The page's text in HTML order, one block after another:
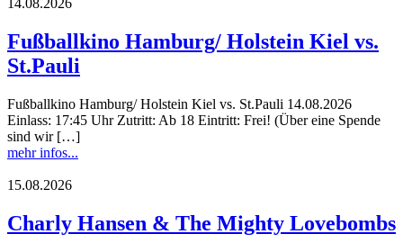
Fußballkino Hamburg/ Holstein Kiel vs.
St.Pauli
Fußballkino Hamburg/ Holstein Kiel vs. St.Pauli 14.08.2026
Einlass: 17:45 Uhr Zutritt: Ab 18 Eintritt: Frei! (Über eine Spende
sind wir […]
mehr infos...
15.08.2026
Charly Hansen & The Mighty Lovebombs